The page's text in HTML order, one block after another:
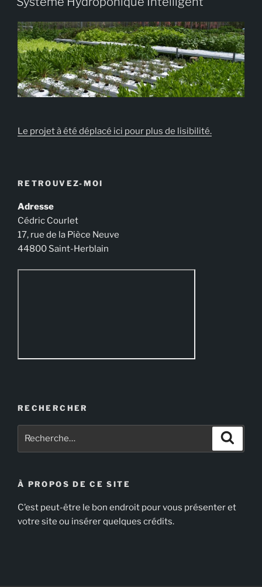
Le projet à été déplacé ici pour plus de lisibilité.
RETROUVEZ-MOI
Adresse
Cédric Courlet
17, rue de la Pièce Neuve
44800 Saint-Herblain
RECHERCHER
À PROPOS DE CE SITE
C’est peut-être le bon endroit pour vous présenter et
votre site ou insérer quelques crédits.